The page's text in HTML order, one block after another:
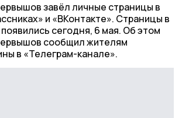
завёл личные страницы в
и «ВКонтакте». Страницы в
сегодня, 6 мая. Об этом
сообщил жителям
в «Телеграм-канале».